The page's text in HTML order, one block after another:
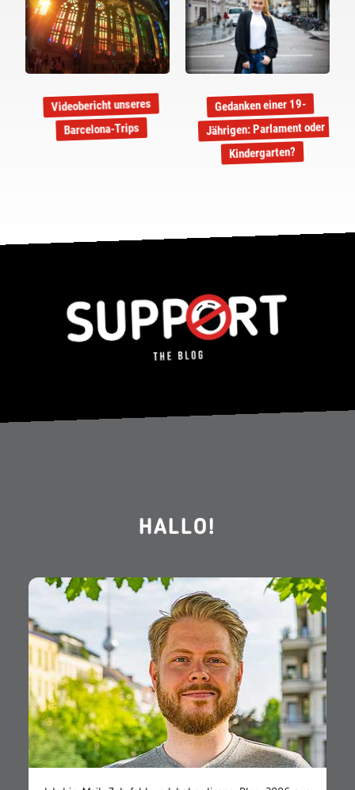
Videobericht unseres
Barcelona-Trips
Gedanken einer 19-
Jährigen: Parlament oder
Kindergarten?
HALLO!